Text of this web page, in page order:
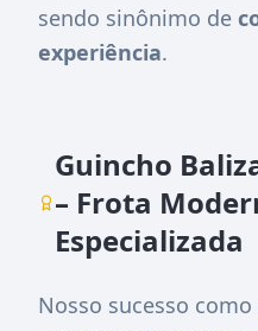
sendo sinônimo de
experiência.
Guincho
– Frota
Especializada
Nosso sucesso como